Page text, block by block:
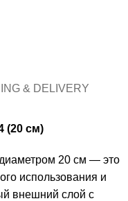
& DELIVERY
(20 см)
20 см — это
использования и
внешний слой с